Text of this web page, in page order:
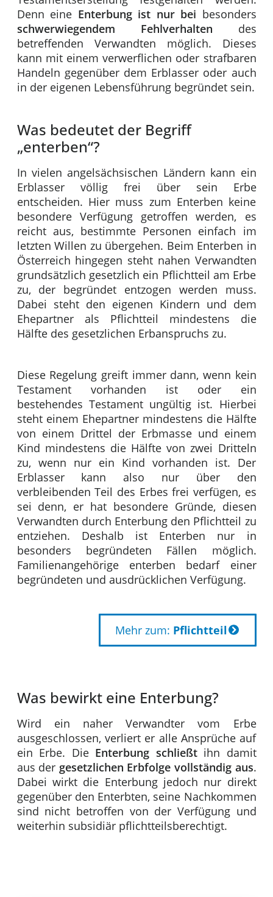
Denn eine Enterbung ist nur bei besonders
schwerwiegendem Fehlverhalten des
betreffenden Verwandten möglich. Dieses
kann mit einem verwerflichen oder strafbaren
Handeln gegenüber dem Erblasser oder auch
in der eigenen Lebensführung begründet sein.
Was bedeutet der Begriff
„enterben“?
In vielen angelsächsischen Ländern kann ein
Erblasser völlig frei über sein Erbe
entscheiden. Hier muss zum Enterben keine
besondere Verfügung getroffen werden, es
reicht aus, bestimmte Personen einfach im
letzten Willen zu übergehen. Beim Enterben in
Österreich hingegen steht nahen Verwandten
grundsätzlich gesetzlich ein Pflichtteil am Erbe
zu, der begründet entzogen werden muss.
Dabei steht den eigenen Kindern und dem
Ehepartner als Pflichtteil mindestens die
Hälfte des gesetzlichen Erbanspruchs zu.
Diese Regelung greift immer dann, wenn kein
Testament vorhanden ist oder ein
bestehendes Testament ungültig ist. Hierbei
steht einem Ehepartner mindestens die Hälfte
von einem Drittel der Erbmasse und einem
Kind mindestens die Hälfte von zwei Dritteln
zu, wenn nur ein Kind vorhanden ist. Der
Erblasser kann also nur über den
verbleibenden Teil des Erbes frei verfügen, es
sei denn, er hat besondere Gründe, diesen
Verwandten durch Enterbung den Pflichtteil zu
entziehen. Deshalb ist Enterben nur in
besonders begründeten Fällen möglich.
Familienangehörige enterben bedarf einer
begründeten und ausdrücklichen Verfügung.
Mehr zum: Pflichtteil
Was bewirkt eine Enterbung?
Wird ein naher Verwandter vom Erbe
ausgeschlossen, verliert er alle Ansprüche auf
ein Erbe. Die Enterbung schließtihn damit
aus der gesetzlichen Erbfolge vollständig aus.
Dabei wirkt die Enterbung jedoch nur direkt
gegenüber den Enterbten, seine Nachkommen
sind nicht betroffen von der Verfügung und
weiterhin subsidiär pflichtteilsberechtigt.